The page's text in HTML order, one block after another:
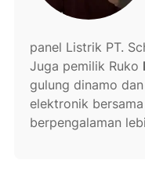
panel Listrik PT.
Juga pemilik Ruko
gulung dinamo
elektronik
berpengalaman